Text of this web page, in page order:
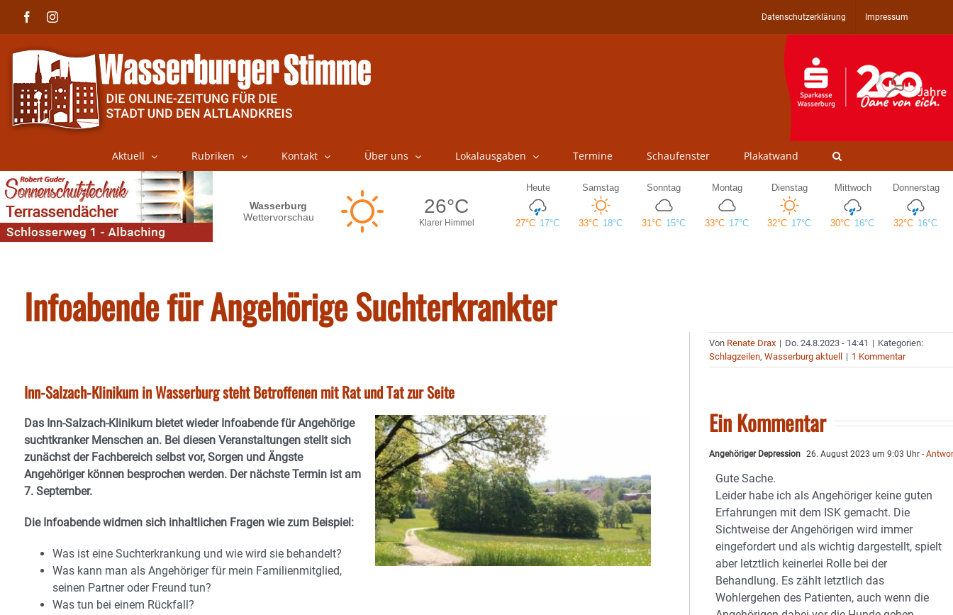
FacebookInstagram Datenschutzerklärung Impressum
Aktuell Rubriken Kontakt Über uns Lokalausgaben Termine Schaufenster Plakatwand
Infoabende für Angehörige Suchterkrankter
Inn-Salzach-Klinikum in Wasserburg steht Betroffenen mit Rat und Tat zur Seite
Das Inn-Salzach-Klinikum bietet wieder Infoabende für Angehörige
suchtkranker Menschen an. Bei diesen Veranstaltungen stellt sich
zunächst der Fachbereich selbst vor, Sorgen und Ängste
Angehöriger können besprochen werden. Der nächste Termin ist am
7. September.
Die Infoabende widmen sich inhaltlichen Fragen wie zum Beispiel:
Was ist eine Suchterkrankung und wie wird sie behandelt?
Was kann man als Angehöriger für mein Familienmitglied,
seinen Partner oder Freund tun?
Was tun bei einem Rückfall?
Von Renate Drax | Do. 24.8.2023 - 14:41 | Kategorien:
Schlagzeilen,Wasserburg aktuell | 1 Kommentar
Ein Kommentar
Angehöriger Depression 26. August 2023 um 9:03 Uhr -
Gute Sache.
Leider habe ich als Angehöriger keine guten
Erfahrungen mit dem ISK gemacht. Die
Sichtweise der Angehörigen wird immer
eingefordert und als wichtig dargestellt, spielt
aber letztlich keinerlei Rolle bei der
Behandlung. Es zählt letztlich das
Wohlergehen des Patienten, auch wenn die